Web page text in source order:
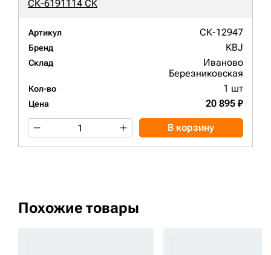
СК-6191114 СК
Артикул СК-12947
Бренд KBJ
Склад
Иваново
Березниковская
Кол-во 1 шт
Цена 20 895 ₽
В корзину
Похожие товары